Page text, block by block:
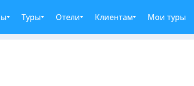
Туры Отели Клиентам Мои туры